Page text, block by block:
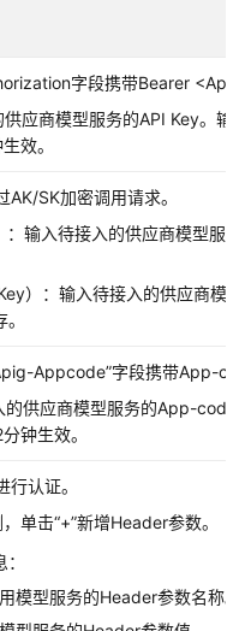
字段携带Bearer <Api-
应商模型服务的API Key。输
效。
SK加密调用请求。
输入待接入的供应商模型服
）：输入待接入的供应商模
Appcode”字段携带App-
供应商模型服务的App-code
钟生效。
认证。
单击“+”新增Header参数。
模型服务的Header参数名称。